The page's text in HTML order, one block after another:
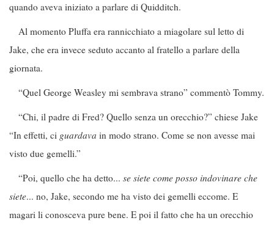
quando aveva iniziato a parlare di Quidditch.
Al momento Pluffa era rannicchiato a miagolare sul letto di
Jake, che era invece seduto accanto al fratello a parlare della
giornata.
“Quel George Weasley mi sembrava strano” commentò Tommy.
“Chi, il padre di Fred? Quello senza un orecchio?” chiese Jake
“In effetti, ci guardava in modo strano. Come se non avesse mai
visto due gemelli.”
“Poi, quello che ha detto...se siete come posso indovinare che
siete... no, Jake, secondo me ha visto dei gemelli eccome. E
magari li conosceva pure bene. E poi il fatto che ha un orecchio